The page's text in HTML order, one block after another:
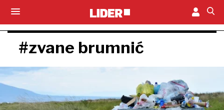
#zvane brumnić